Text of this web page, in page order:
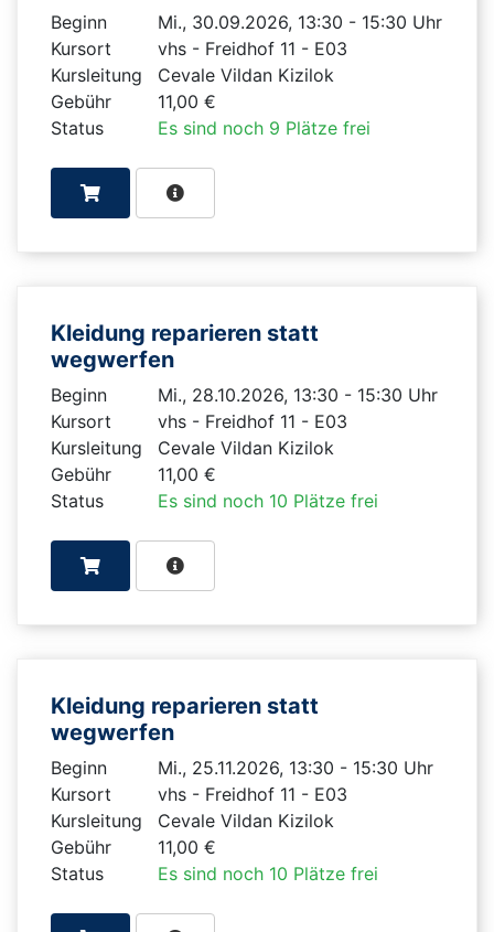
Beginn
Mi., 30.09.2026, 13:30 - 15:30 Uhr
Kursort
vhs - Freidhof 11 - E03
Kursleitung
Cevale Vildan Kizilok
Gebühr
11,00 €
Status
Es sind noch 9 Plätze frei
Kleidung reparieren statt
wegwerfen
Beginn
Mi., 28.10.2026, 13:30 - 15:30 Uhr
Kursort
vhs - Freidhof 11 - E03
Kursleitung
Cevale Vildan Kizilok
Gebühr
11,00 €
Status
Es sind noch 10 Plätze frei
Kleidung reparieren statt
wegwerfen
Beginn
Mi., 25.11.2026, 13:30 - 15:30 Uhr
Kursort
vhs - Freidhof 11 - E03
Kursleitung
Cevale Vildan Kizilok
Gebühr
11,00 €
Status
Es sind noch 10 Plätze frei